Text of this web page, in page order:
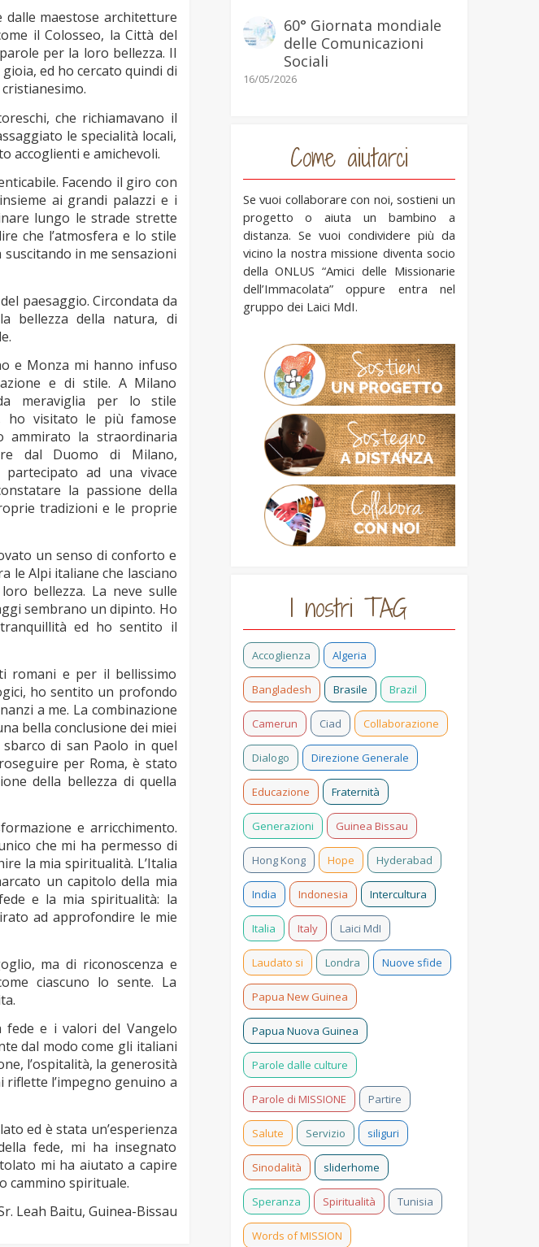
maestose architetture
il Colosseo, la Città del
per la loro bellezza. Il
ed ho cercato quindi di
che richiamavano il
le specialità locali,
accoglienti e amichevoli.
Facendo il giro con
ai grandi palazzi e i
lungo le strade strette
che l’atmosfera e lo stile
in me sensazioni
paesaggio. Circondata da
bellezza della natura, di
e Monza mi hanno infuso
e di stile. A Milano
meraviglia per lo stile
ho visitato le più famose
ammirato la straordinaria
dal Duomo di Milano,
ad una vivace
la passione della
tradizioni e le proprie
un senso di conforto e
le Alpi italiane che lasciano
bellezza. La neve sulle
sembrano un dipinto. Ho
ed ho sentito il
romani e per il bellissimo
ho sentito un profondo
a me. La combinazione
bella conclusione dei miei
di san Paolo in quel
per Roma, è stato
della bellezza di quella
e arricchimento.
che mi ha permesso di
la mia spiritualità. L’Italia
un capitolo della mia
e la mia spiritualità: la
ad approfondire le mie
ma di riconoscenza e
ciascuno lo sente. La
e i valori del Vangelo
dal modo come gli italiani
l’ospitalità, la generosità
l’impegno genuino a
ed è stata un’esperienza
fede, mi ha insegnato
mi ha aiutato a capire
cammino spirituale.
Leah Baitu, Guinea-Bissau
60° Giornata mondiale
delle Comunicazioni
Sociali
16/05/2026
Come aiutarci
Se vuoi collaborare con noi, sostieni un
progetto o aiuta un bambino a
distanza. Se vuoi condividere più da
vicino la nostra missione diventa socio
della ONLUS “Amici delle Missionarie
dell’Immacolata” oppure entra nel
gruppo dei Laici MdI.
I nostri TAG
Accoglienza Algeria
Bangladesh Brasile Brazil
Camerun Ciad Collaborazione
Dialogo Direzione Generale
Educazione Fraternità
Generazioni Guinea Bissau
Hong Kong Hope Hyderabad
India Indonesia Intercultura
Italia Italy Laici MdI
Laudato si Londra Nuove sfide
Papua New Guinea
Papua Nuova Guinea
Parole dalle culture
Parole di MISSIONE Partire
Salute Servizio siliguri
Sinodalità sliderhome
Speranza Spiritualità Tunisia
Words of MISSION